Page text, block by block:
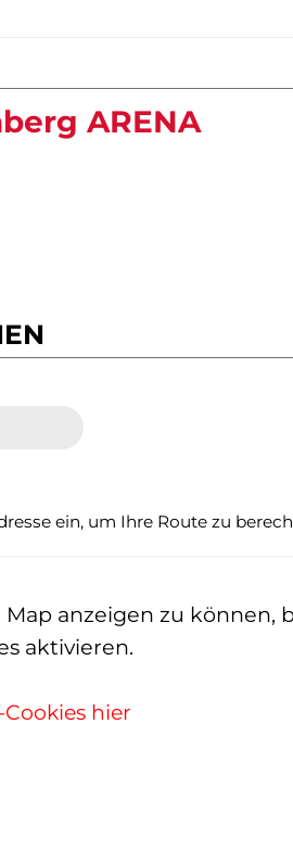
ARENA
ein, um Ihre Route zu
Map anzeigen zu können,
aktivieren.
hier